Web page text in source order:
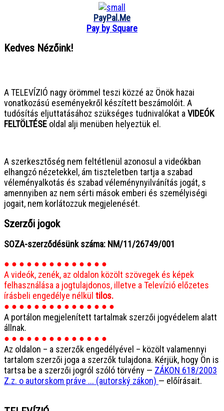
PayPal.Me
Pay by Square
Kedves Nézőink!
A TELEVÍZIÓ nagy örömmel teszi közzé az Önök hazai
vonatkozású eseményekről készített beszámolóit. A
tudósítás eljuttatásához szükséges tudnivalókat aVIDEÓK
FELTÖLTÉSE oldal alji menüben helyeztük el.
A szerkesztőség nem feltétlenül azonosul a videókban
elhangzó nézetekkel, ám tiszteletben tartja a szabad
véleményalkotás és szabad véleménynyilvánítás jogát, s
amennyiben az nem sérti mások emberi és személyiségi
jogait, nem korlátozzuk megjelenését.
Szerzői jogok
SOZA-szerződésünk száma: NM/11/26749/001
● ● ● ● ● ● ● ● ● ● ● ● ● ●
A videók, zenék, az oldalon közölt szövegek és képek
felhasználása a jogtulajdonos, illetve a Televízió előzetes
írásbeli engedélye nélkül tilos.
● ● ● ● ● ● ● ● ● ● ● ● ● ● ●
A portálon megjelenített tartalmak szerzői jogvédelem alatt
állnak.
● ● ● ● ● ● ● ● ● ● ● ● ● ●
Az oldalon – a szerzők engedélyével – közölt valamennyi
tartalom szerzői joga a szerzők tulajdona. Kérjük, hogy Ön is
tartsa be a szerzői jogról szóló törvény — ZÁKON 618/2003
Z.z. o autorskom práve ... (autorský zákon) — előírásait.